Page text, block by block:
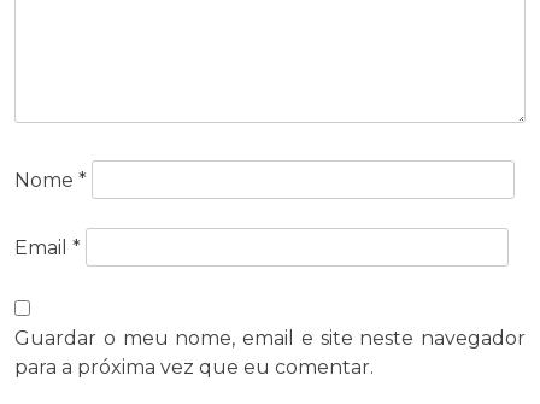
Nome *
Email *
Guardar o meu nome, email e site neste navegador
para a próxima vez que eu comentar.